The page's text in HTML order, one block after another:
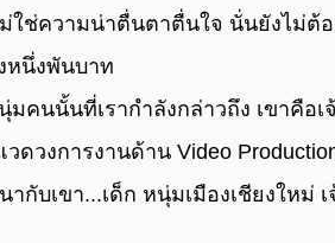
ใช่ความน่าตื่นตาตื่นใจ นั่นยังไม่ต้
หนึ่งพันบาท
ดวงการงานด้าน Video
กับเขา...เด็ก หนุ่มเมืองเชียงใหม่